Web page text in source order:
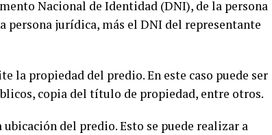
Nacional de Identidad (DNI), de la persona
persona jurídica, más el DNI del representante
la propiedad del predio. En este caso puede ser
copia del título de propiedad, entre otros.
del predio. Esto se puede realizar a